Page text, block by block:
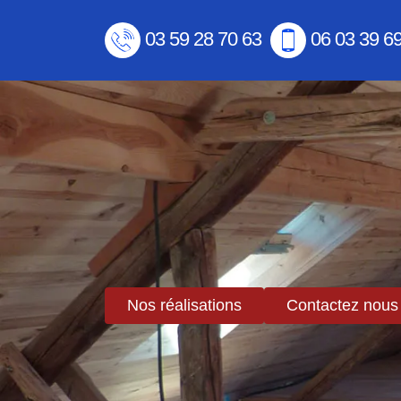
03 59 28 70 63 06 03 39
Nos réalisations Contactez nous